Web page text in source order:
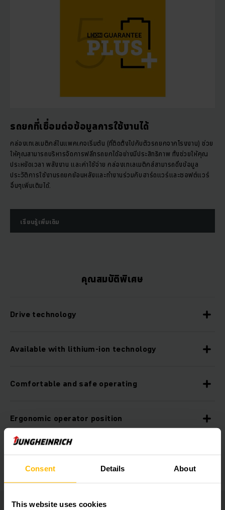
Consent Details About
This website uses cookies
รถยกที่เชื่อมต่อข้อมูลการใช้งานได้
กล่องเทเลเมติกส์ในแพคเกจเริ่มต้น (ที่ติดตั้งไปกับตัวรถยกจากโรงงาน) ช่วย
ให้คุณสามารถบริหารจัดการฟลีทรถยกได้อย่างมีประสิทธิภาพ ทั้งช่วยให้คุณ
ประหยัดเวลา พลังงาน และค่าใช้จ่าย กล่องเทเลเมติกส์สามารถดึงข้อมูล
ประวัติการใช้งานรถยกย้อนหลังและทำงานร่วมกับฮาร์ดแวร์และซอฟต์แวร์
อื่นๆเพิ่มเติมได้.
เรียนรู้เพิ่มเติม
คุณสมบัติพิเศษ
Drive technology
Available with lithium-ion technology
Comfortable and safe operating
Ergonomic operator position
Other additional equipment